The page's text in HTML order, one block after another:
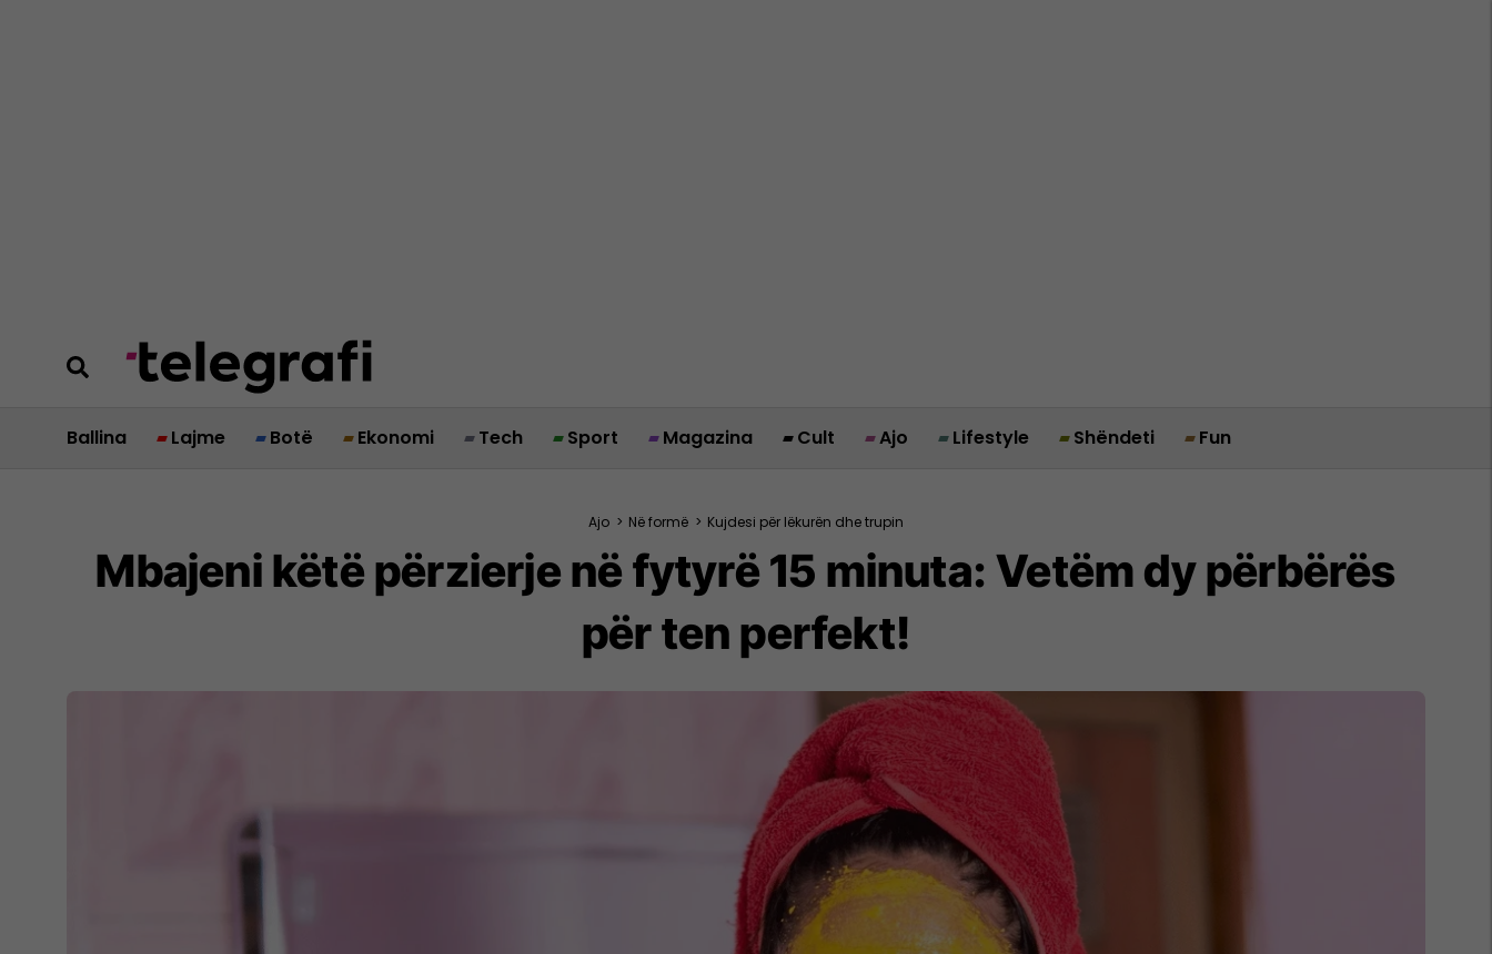
Ballina Lajme Botë Ekonomi Tech Sport Magazina Cult Ajo Lifestyle Shëndeti Fun
Ajo > Në formë > Kujdesi për lëkurën dhe trupin
Mbajeni këtë përzierje në fytyrë 15 minuta: Vetëm dy përbërës
për ten perfekt!